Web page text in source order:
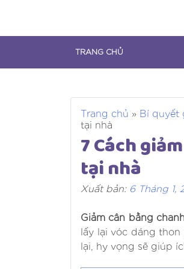
content
TRANG CHỦ
Trang chủ » Bí quyết
tại nhà
7 Cách
tại nhà
Xuất bản: 6 Tháng 1,
Giảm cân bằng chanh
lấy lại vóc dáng
lại, hy vọng sẽ giúp